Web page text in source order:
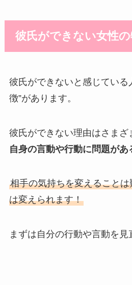
彼氏ができない女性
彼氏ができないと感じている
徴”があります。
彼氏ができない理由はさまざ
自身の言動や行動に問題があ
相手の気持ちを変えること
は変えられます！
まずは自分の行動や言動を見